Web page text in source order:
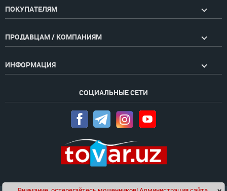
ПОКУПАТЕЛЯМ
ПРОДАВЦАМ / КОМПАНИЯМ
ИНФОРМАЦИЯ
СОЦИАЛЬНЫЕ СЕТИ